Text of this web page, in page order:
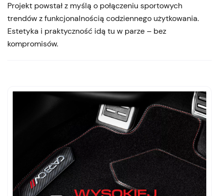
Projekt powstał z myślą o połączeniu sportowych
trendów z funkcjonalnością codziennego użytkowania.
Estetyka i praktyczność idą tu w parze – bez
kompromisów.